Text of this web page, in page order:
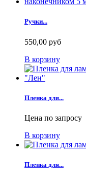
Ручки...
550,00 руб
В корзину
Пленка для...
Цена по запросу
В корзину
Пленка для...